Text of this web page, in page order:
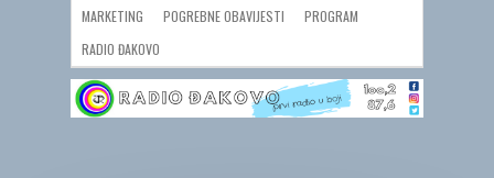
MARKETING POGREBNE OBAVIJESTI
PROGRAM
RADIO ĐAKOVO